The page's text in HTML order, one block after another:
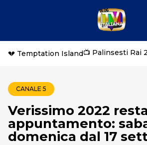
💔 Temptation Island📺 Palinsesti Rai
CANALE 5
Verissimo 2022
appuntamento:
domenica dal 17